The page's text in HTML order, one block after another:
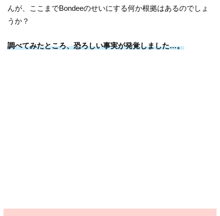
んが、ここまでBondeeのせいにする何か根拠はあるのでしょ
うか？
調べてみたところ、恐ろしい事実が発覚しました…。